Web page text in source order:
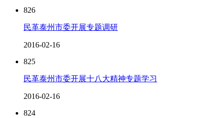
826
民革泰州市委开展专题调研
2016-02-16
825
民革泰州市委开展十八大精神专题学习
2016-02-16
824